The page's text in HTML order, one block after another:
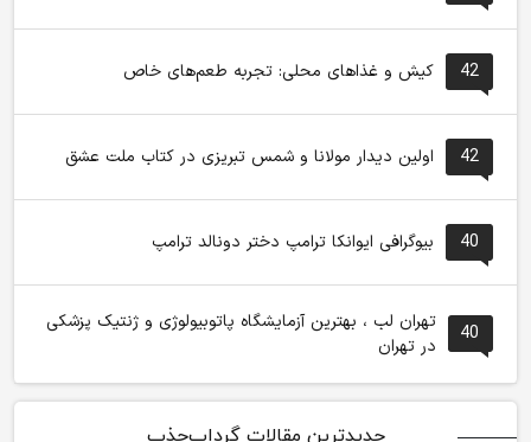
42 کیش و غذاهای محلی: تجربه طعم‌های خاص
42 اولین دیدار مولانا و شمس تبریزی در کتاب ملت عشق
40 بیوگرافی ایوانکا ترامپ دختر دونالد ترامپ
40
تهران لب ، بهترین آزمایشگاه پاتوبیولوژی و ژنتیک پزشکی
در تهران
جدیدترین مقالات گرداب‌جذب